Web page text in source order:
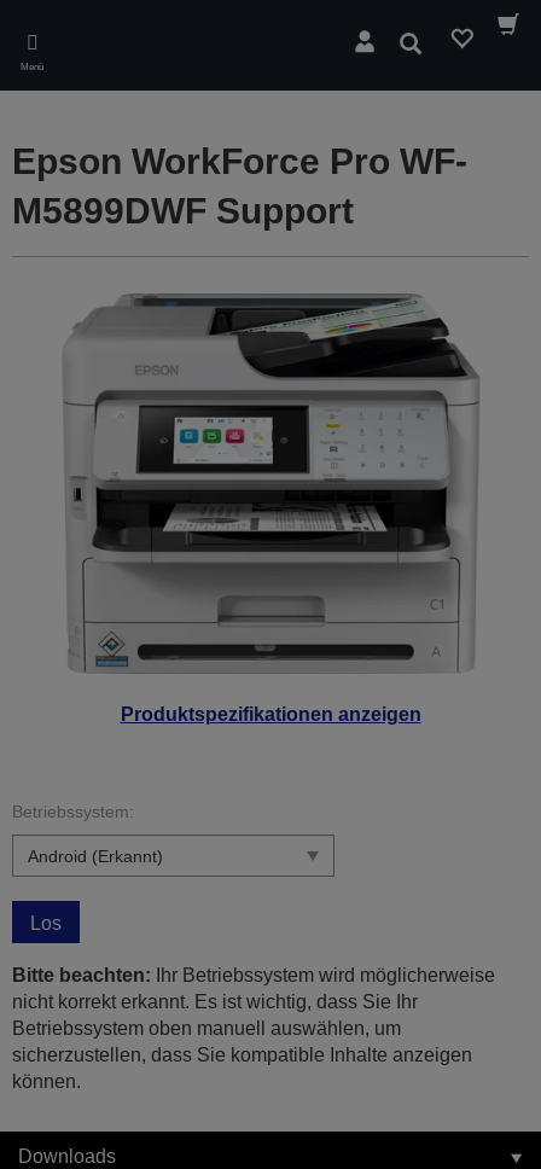
main
content
Menü
Suchen
Produktspezifikationen anzeigen
Epson WorkForce Pro WF-
M5899DWF Support
Betriebssystem:
Los
Bitte beachten: Ihr Betriebssystem wird möglicherweise
nicht korrekt erkannt. Es ist wichtig, dass Sie Ihr
Betriebssystem oben manuell auswählen, um
sicherzustellen, dass Sie kompatible Inhalte anzeigen
können.
Downloads